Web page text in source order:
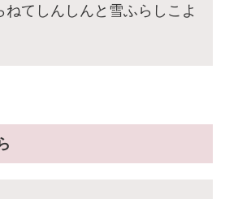
てしんしんと雪ふらしこよ